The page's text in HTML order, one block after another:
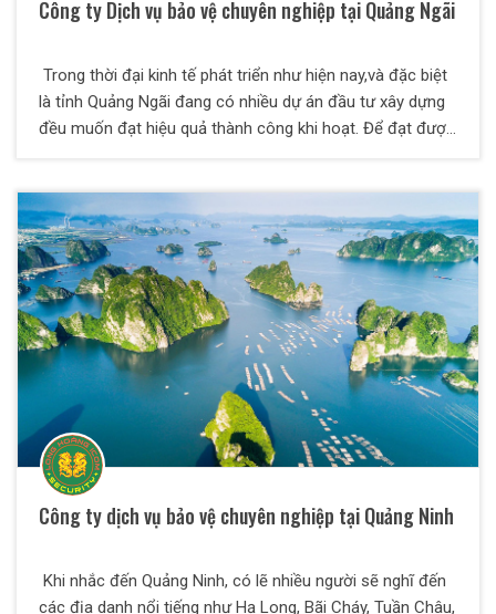
Công ty Dịch vụ bảo vệ chuyên nghiệp tại Quảng Ngãi
Trong thời đại kinh tế phát triển như hiện nay,và đặc biệt
là tỉnh Quảng Ngãi đang có nhiều dự án đầu tư xây dựng
đều muốn đạt hiệu quả thành công khi hoạt. Để đạt được
bảo vệ Long Hoàng ICOM tại Quảng Ngãi của chúng tôi
bảo đảm an toàn tuyệt đối những vấn đề đó cho bạn.
Công ty dịch vụ bảo vệ chuyên nghiệp tại Quảng Ninh
Khi nhắc đến Quảng Ninh, có lẽ nhiều người sẽ nghĩ đến
các địa danh nổi tiếng như Hạ Long, Bãi Cháy, Tuần Châu,